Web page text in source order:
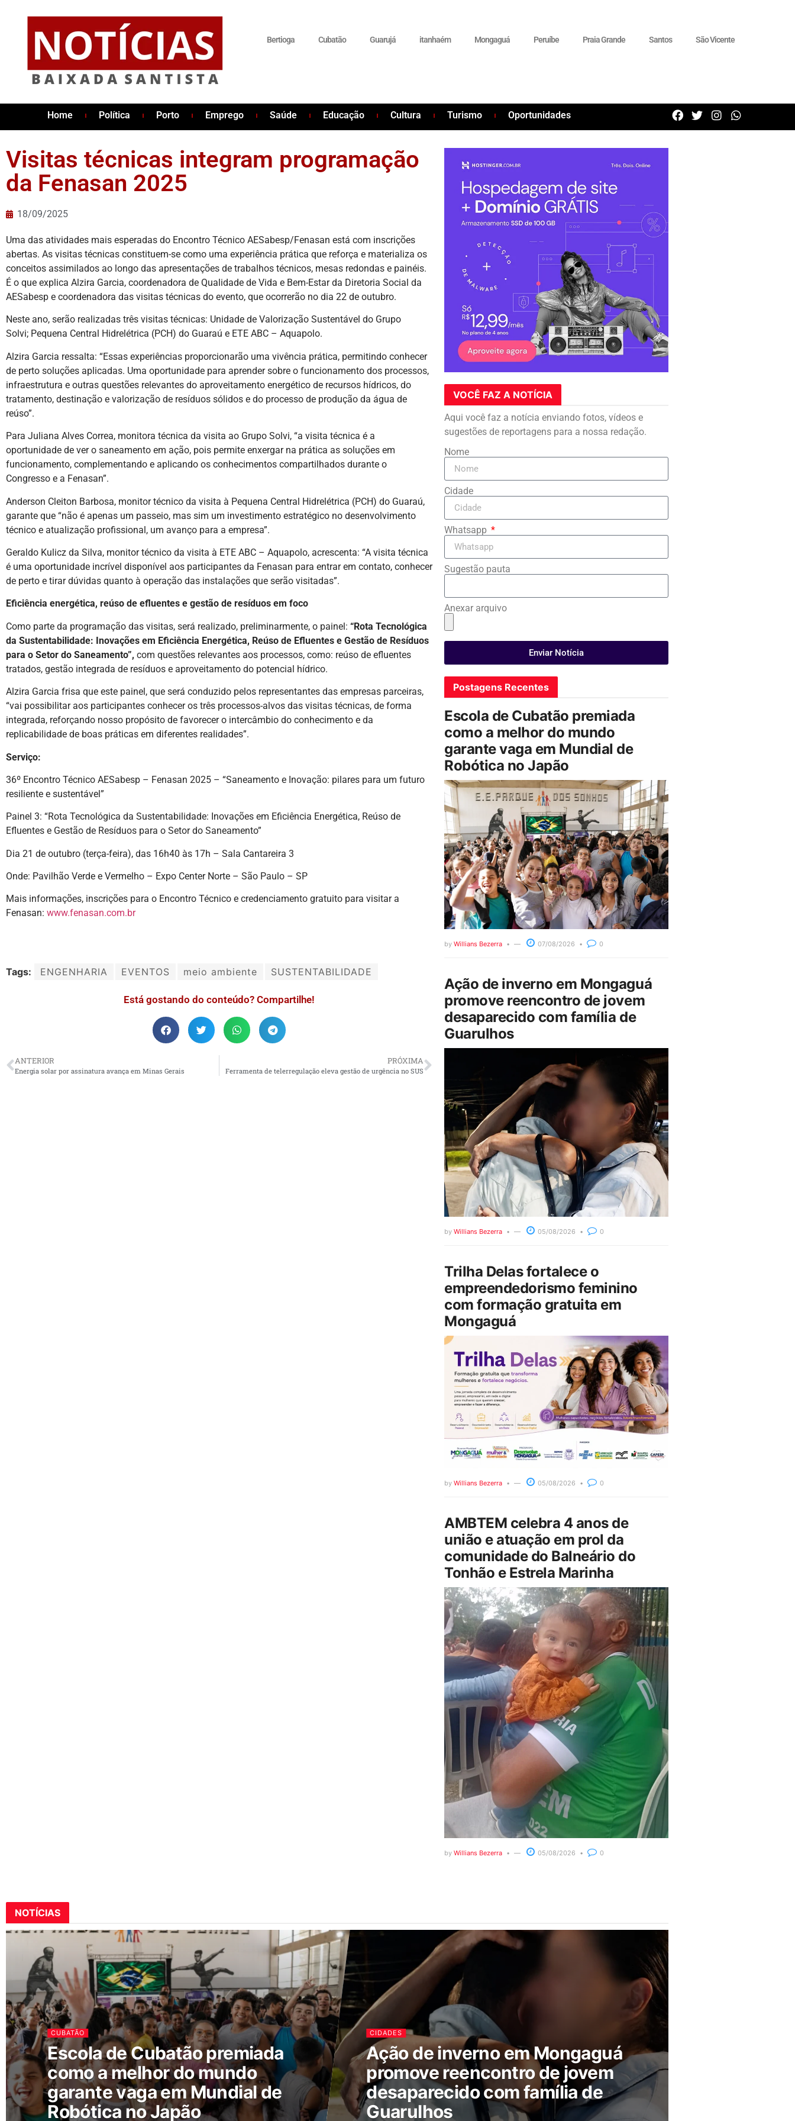
Bertioga Cubatão Guarujá itanhaém Mongaguá Peruíbe Praia Grande Santos São Vicente
Home Política Porto Emprego Saúde Educação Cultura Turismo Oportunidades
Visitas técnicas integram programação
da Fenasan 2025
18/09/2025
Uma das atividades mais esperadas do Encontro Técnico AESabesp/Fenasan está com inscrições
abertas. As visitas técnicas constituem-se como uma experiência prática que reforça e materializa os
conceitos assimilados ao longo das apresentações de trabalhos técnicos, mesas redondas e painéis.
É o que explica Alzira Garcia, coordenadora de Qualidade de Vida e Bem-Estar da Diretoria Social da
AESabesp e coordenadora das visitas técnicas do evento, que ocorrerão no dia 22 de outubro.
Neste ano, serão realizadas três visitas técnicas: Unidade de Valorização Sustentável do Grupo
Solvi; Pequena Central Hidrelétrica (PCH) do Guaraú e ETE ABC – Aquapolo.
Alzira Garcia ressalta: “Essas experiências proporcionarão uma vivência prática, permitindo conhecer
de perto soluções aplicadas. Uma oportunidade para aprender sobre o funcionamento dos processos,
infraestrutura e outras questões relevantes do aproveitamento energético de recursos hídricos, do
tratamento, destinação e valorização de resíduos sólidos e do processo de produção da água de
reúso”.
Para Juliana Alves Correa, monitora técnica da visita ao Grupo Solvi, “a visita técnica é a
oportunidade de ver o saneamento em ação, pois permite enxergar na prática as soluções em
funcionamento, complementando e aplicando os conhecimentos compartilhados durante o
Congresso e a Fenasan”.
Anderson Cleiton Barbosa, monitor técnico da visita à Pequena Central Hidrelétrica (PCH) do Guaraú,
garante que “não é apenas um passeio, mas sim um investimento estratégico no desenvolvimento
técnico e atualização profissional, um avanço para a empresa”.
Geraldo Kulicz da Silva, monitor técnico da visita à ETE ABC – Aquapolo, acrescenta: “A visita técnica
é uma oportunidade incrível disponível aos participantes da Fenasan para entrar em contato, conhecer
de perto e tirar dúvidas quanto à operação das instalações que serão visitadas”.
Eficiência energética, reúso de efluentes e gestão de resíduos em foco
Como parte da programação das visitas, será realizado, preliminarmente, o painel: “Rota Tecnológica
da Sustentabilidade: Inovações em Eficiência Energética, Reúso de Efluentes e Gestão de Resíduos
para o Setor do Saneamento”, com questões relevantes aos processos, como: reúso de efluentes
tratados, gestão integrada de resíduos e aproveitamento do potencial hídrico.
Alzira Garcia frisa que este painel, que será conduzido pelos representantes das empresas parceiras,
“vai possibilitar aos participantes conhecer os três processos-alvos das visitas técnicas, de forma
integrada, reforçando nosso propósito de favorecer o intercâmbio do conhecimento e da
replicabilidade de boas práticas em diferentes realidades”.
Serviço:
36º Encontro Técnico AESabesp – Fenasan 2025 – “Saneamento e Inovação: pilares para um futuro
resiliente e sustentável”
Painel 3: “Rota Tecnológica da Sustentabilidade: Inovações em Eficiência Energética, Reúso de
Efluentes e Gestão de Resíduos para o Setor do Saneamento”
Dia 21 de outubro (terça-feira), das 16h40 às 17h – Sala Cantareira 3
Onde: Pavilhão Verde e Vermelho – Expo Center Norte – São Paulo – SP
Mais informações, inscrições para o Encontro Técnico e credenciamento gratuito para visitar a
Fenasan: www.fenasan.com.br
Tags: ENGENHARIA EVENTOS meio ambiente SUSTENTABILIDADE
Está gostando do conteúdo? Compartilhe!
ANTERIOR
Energia solar por assinatura avança em Minas Gerais
PRÓXIMA
Ferramenta de telerregulação eleva gestão de urgência no SUS
VOCÊ FAZ A NOTÍCIA
Aqui você faz a notícia enviando fotos, vídeos e
sugestões de reportagens para a nossa redação.
Nome
Cidade
Whatsapp
Sugestão pauta
Anexar arquivo
Enviar Notícia
Postagens Recentes
Escola de Cubatão premiada
como a melhor do mundo
garante vaga em Mundial de
Robótica no Japão
by Willians Bezerra 07/08/2026 0
Ação de inverno em Mongaguá
promove reencontro de jovem
desaparecido com família de
Guarulhos
by Willians Bezerra 05/08/2026 0
Trilha Delas fortalece o
empreendedorismo feminino
com formação gratuita em
Mongaguá
by Willians Bezerra 05/08/2026 0
AMBTEM celebra 4 anos de
união e atuação em prol da
comunidade do Balneário do
Tonhão e Estrela Marinha
by Willians Bezerra 05/08/2026 0
NOTÍCIAS
CUBATÃO
Escola de Cubatão premiada
como a melhor do mundo
garante vaga em Mundial de
Robótica no Japão
CIDADES
Ação de inverno em Mongaguá
promove reencontro de jovem
desaparecido com família de
Guarulhos